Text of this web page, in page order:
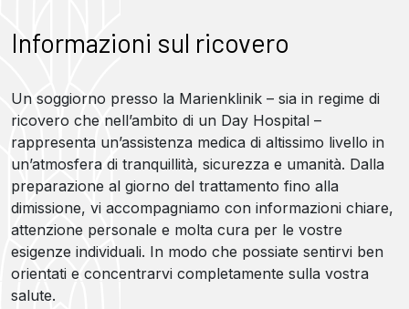
Informazioni sul ricovero
Un soggiorno presso la Marienklinik – sia in regime di
ricovero che nell’ambito di un Day Hospital –
rappresenta un’assistenza medica di altissimo livello in
un’atmosfera di tranquillità, sicurezza e umanità. Dalla
preparazione al giorno del trattamento fino alla
dimissione, vi accompagniamo con informazioni chiare,
attenzione personale e molta cura per le vostre
esigenze individuali. In modo che possiate sentirvi ben
orientati e concentrarvi completamente sulla vostra
salute.